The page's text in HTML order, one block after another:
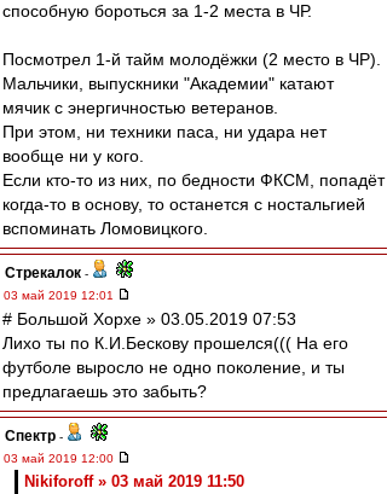
способную бороться за 1-2 места в ЧР.
Посмотрел 1-й тайм молодёжки (2 место в ЧР).
Мальчики, выпускники "Академии" катают
мячик с энергичностью ветеранов.
При этом, ни техники паса, ни удара нет
вообще ни у кого.
Если кто-то из них, по бедности ФКСМ, попадёт
когда-то в основу, то останется с ностальгией
вспоминать Ломовицкого.
Стрекалок -
03 май 2019 12:01
# Большой Хорхе » 03.05.2019 07:53
Лихо ты по К.И.Бескову прошелся((( На его
футболе выросло не одно поколение, и ты
предлагаешь это забыть?
Спектр -
03 май 2019 12:00
Nikiforoff » 03 май 2019 11:50